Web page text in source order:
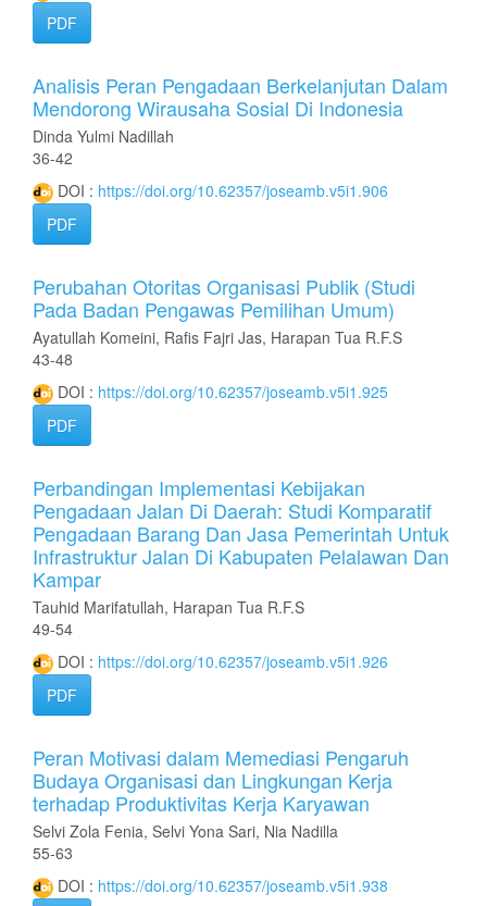
PDF
Analisis Peran Pengadaan Berkelanjutan Dalam
Mendorong Wirausaha Sosial Di Indonesia
Dinda Yulmi Nadillah
36-42
DOI : https://doi.org/10.62357/joseamb.v5i1.906
PDF
Perubahan Otoritas Organisasi Publik (Studi
Pada Badan Pengawas Pemilihan Umum)
Ayatullah Komeini, Rafis Fajri Jas, Harapan Tua R.F.S
43-48
DOI : https://doi.org/10.62357/joseamb.v5i1.925
PDF
Perbandingan Implementasi Kebijakan
Pengadaan Jalan Di Daerah: Studi Komparatif
Pengadaan Barang Dan Jasa Pemerintah Untuk
Infrastruktur Jalan Di Kabupaten Pelalawan Dan
Kampar
Tauhid Marifatullah, Harapan Tua R.F.S
49-54
DOI : https://doi.org/10.62357/joseamb.v5i1.926
PDF
Peran Motivasi dalam Memediasi Pengaruh
Budaya Organisasi dan Lingkungan Kerja
terhadap Produktivitas Kerja Karyawan
Selvi Zola Fenia, Selvi Yona Sari, Nia Nadilla
55-63
DOI : https://doi.org/10.62357/joseamb.v5i1.938